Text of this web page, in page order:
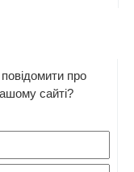
про
сайті?